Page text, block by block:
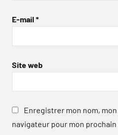
E-mail *
Site web
Enregistrer mon nom,
navigateur pour mon prochain